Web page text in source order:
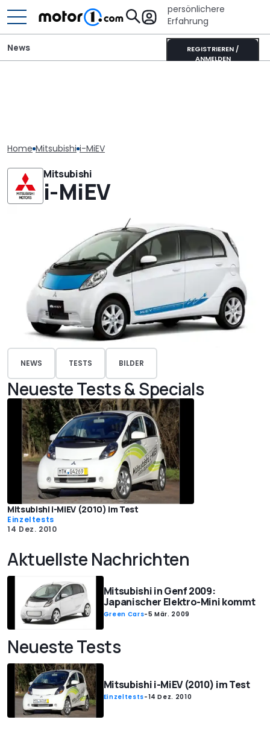
persönlichere
Erfahrung
REGISTRIEREN /
ANMELDEN
News
Home Mitsubishi i-MiEV
Mitsubishi
i-MiEV
NEWS TESTS BILDER
Neueste Tests & Specials
Mitsubishi i-MiEV (2010) im Test
Einzeltests
14 Dez. 2010
Aktuellste Nachrichten
Mitsubishi in Genf 2009:
Japanischer Elektro-Mini kommt
Green Cars-5 Mär. 2009
Neueste Tests
Mitsubishi i-MiEV (2010) im Test
Einzeltests-14 Dez. 2010